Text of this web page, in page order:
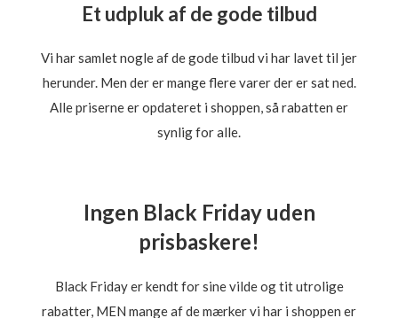
Et udpluk af de gode tilbud
Vi har samlet nogle af de gode tilbud vi har lavet til jer
herunder. Men der er mange flere varer der er sat ned.
Alle priserne er opdateret i shoppen, så rabatten er
synlig for alle.
Ingen Black Friday uden
prisbaskere!
Black Friday er kendt for sine vilde og tit utrolige
rabatter, MEN mange af de mærker vi har i shoppen er